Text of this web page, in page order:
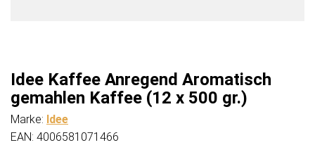
Idee Kaffee Anregend Aromatisch
gemahlen Kaffee (12 x 500 gr.)
Marke: Idee
EAN: 4006581071466